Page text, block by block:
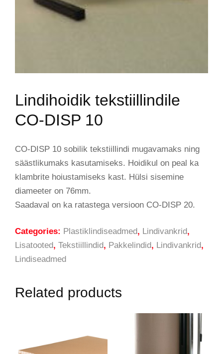
Lindihoidik tekstiillindile
CO-DISP 10
CO-DISP 10 sobilik tekstiillindi mugavamaks ning
säästlikumaks kasutamiseks. Hoidikul on peal ka
klambrite hoiustamiseks kast. Hülsi sisemine
diameeter on 76mm.
Saadaval on ka ratastega versioon CO-DISP 20.
Categories: Plastiklindiseadmed, Lindivankrid,
Lisatooted, Tekstiillindid, Pakkelindid, Lindivankrid,
Lindiseadmed
Related products